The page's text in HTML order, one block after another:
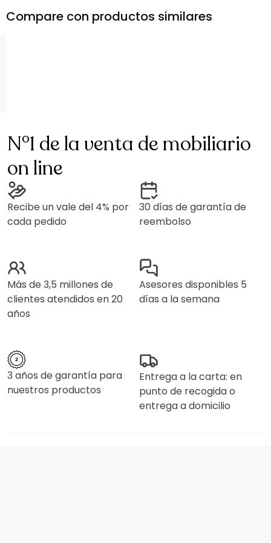
Compare con productos similares
N°1 de la venta de mobiliario
on line
Recibe un vale del 4% por
cada pedido
30 días de garantía de
reembolso
Más de 3,5 millones de
clientes atendidos en 20
años
Asesores disponibles 5
días a la semana
3 años de garantía para
nuestros productos
Entrega a la carta: en
punto de recogida o
entrega a domicilio